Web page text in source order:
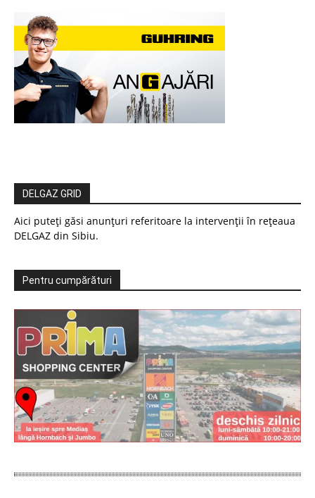
DELGAZ GRID
Aici puteți găsi anunțuri referitoare la intervenții în rețeaua
DELGAZ din Sibiu.
Pentru cumpărături